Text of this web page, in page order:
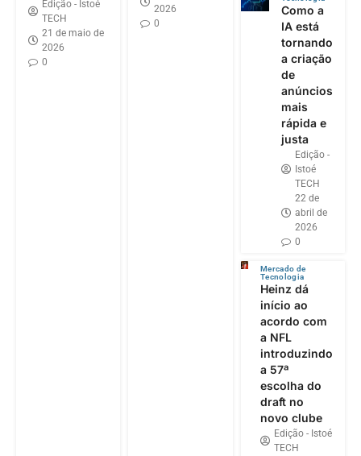
Edição - Istoé
TECH
21 de maio de
2026
0
2026
0
Como a
IA está
tornando
a criação
de
anúncios
mais
rápida e
justa
Edição -
Istoé
TECH
22 de
abril de
2026
0
Mercado de
Tecnologia
Heinz dá
início ao
acordo com
a NFL
introduzindo
a 57ª
escolha do
draft no
novo clube
Edição - Istoé
TECH